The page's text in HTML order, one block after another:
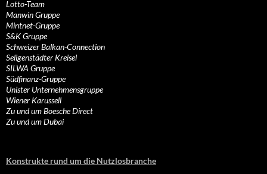
Lotto-Team
Manwin Gruppe
Mintnet-Gruppe
S&K Gruppe
Schweizer Balkan-Connection
Seligenstädter Kreisel
SILWA Gruppe
Südfinanz-Gruppe
Unister Unternehmensgruppe
Wiener Karussell
Zu und um Boesche Direct
Zu und um Dubai
Konstrukte rund um die Nutzlosbranche